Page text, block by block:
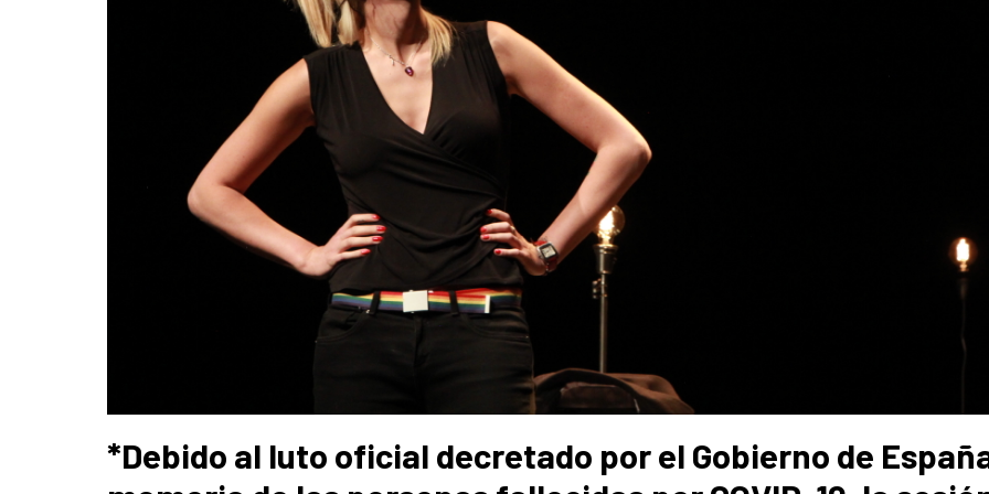
*Debido al luto oficial decretado por el Gobierno de